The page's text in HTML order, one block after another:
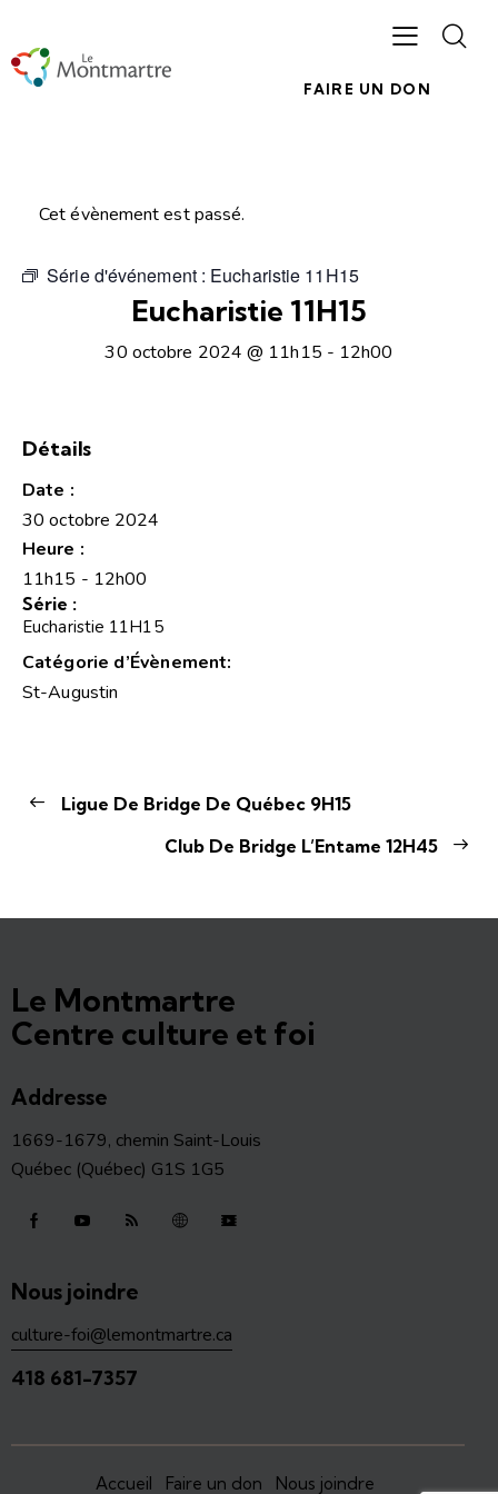
FAIRE UN DON
Cet évènement est passé.
Série d'événement : Eucharistie 11H15
Eucharistie 11H15
30 octobre 2024 @ 11h15 - 12h00
Détails
Date :
30 octobre 2024
Heure :
11h15 - 12h00
Série :
Eucharistie 11H15
Catégorie d’Évènement:
St-Augustin
Ligue De Bridge De Québec 9H15
Club De Bridge L’Entame 12H45
Le Montmartre
Centre culture et foi
Addresse
1669-1679, chemin Saint-Louis
Québec (Québec) G1S 1G5
Nous joindre
culture-foi@lemontmartre.ca
418 681-7357
Accueil Faire un don Nous joindre